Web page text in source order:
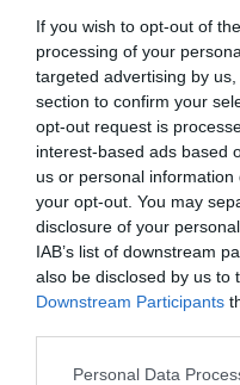
If you wish to opt-out of
processing of your
targeted advertising by
section to confirm your
opt-out request is
interest-based ads based
us or personal
your opt-out. You may
disclosure of your
IAB’s list of downstream
also be disclosed by us to
Downstream Participants
Please note that this
Personal Data
A Zazie Bistro &
egyetlen
és szállodaipari
shortlistjére
2024. NOVEMBER 20. ●
A Zazie
TopDesign
HAMU ÉS GYÉMÁNT